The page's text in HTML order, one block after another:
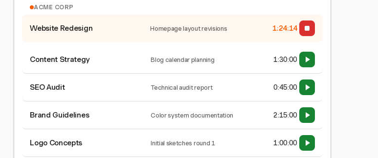
ACME CORP
Website Redesign Homepage layout revisions 1:24:15
Content Strategy Blog calendar planning 1:30:00
SEO Audit Technical audit report 0:45:00
Brand Guidelines Color system documentation 2:15:00
Logo Concepts Initial sketches round 1 1:00:00